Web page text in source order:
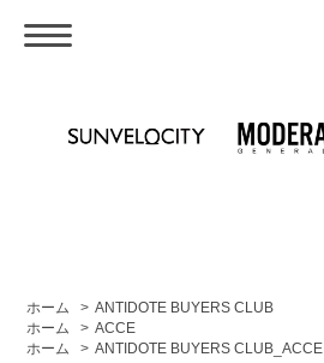
ホーム > ANTIDOTE BUYERS CLUB
ホーム
> ACCE
ホーム
> ANTIDOTE BUYERS CLUB_ACCE